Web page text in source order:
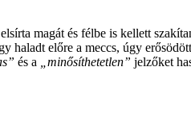
magát és félbe is kellett
haladt előre a meccs, úgy
és a „minősíthetetlen” jelzőket